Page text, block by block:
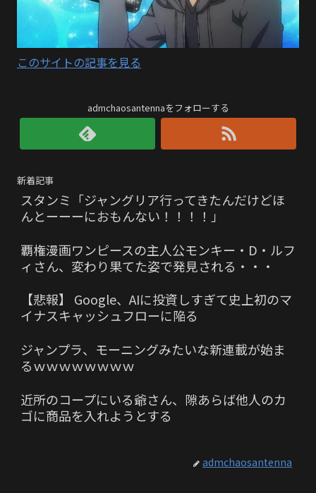
このサイトの記事を見る
admchaosantennaをフォローする
新着記事
スタンミ「ジャングリア行ってきたんだけどほ
んとーーーにおもんない！！！！」
覇権漫画ワンピースの主人公モンキー・D・ルフ
ィさん、変わり果てた姿で発見される・・・
【悲報】 Google、AIに投資しすぎて史上初のマ
イナスキャッシュフローに陥る
ジャンプラ、モーニングみたいな新連載が始ま
るｗｗｗｗｗｗｗｗ
近所のコープにいる爺さん、隙あらば他人のカ
ゴに商品を入れようとする
admchaosantenna